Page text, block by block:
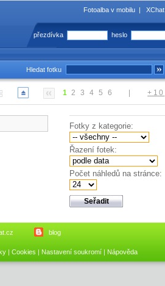
Fotoalba v mobilu | XChat
přezdívka heslo
Hledat fotku
1 2 3 4 5 6 +10
Fotky z kategorie:
Řazení fotek:
Počet náhledů na stránce:
blog
| Cookies | Nastavení soukromí| Nápověda